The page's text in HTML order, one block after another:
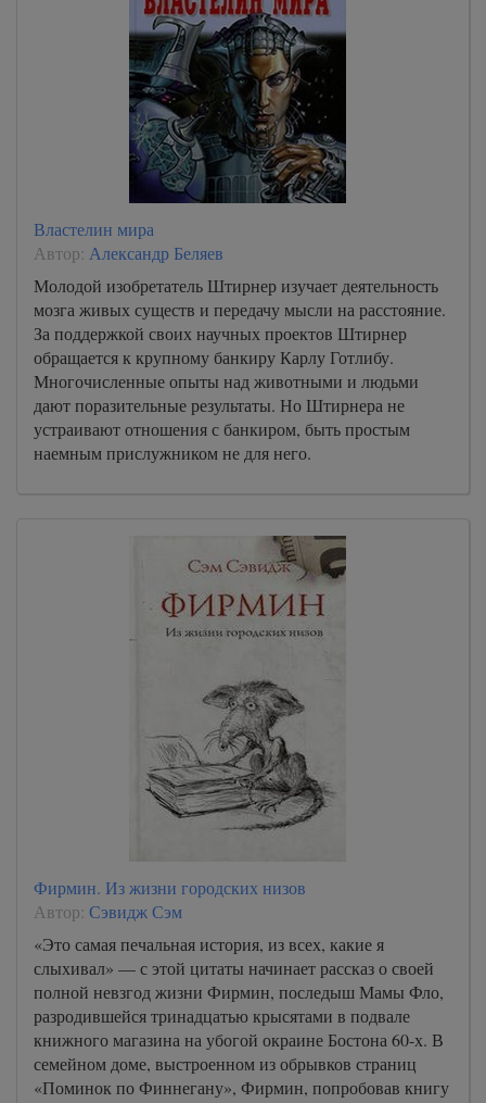
Властелин мира
Автор: Александр Беляев
Молодой изобретатель Штирнер изучает деятельность
мозга живых существ и передачу мысли на расстояние.
За поддержкой своих научных проектов Штирнер
обращается к крупному банкиру Карлу Готлибу.
Многочисленные опыты над животными и людьми
дают поразительные результаты. Но Штирнера не
устраивают отношения с банкиром, быть простым
наемным прислужником не для него.
Фирмин. Из жизни городских низов
Автор: Сэвидж Сэм
«Это самая печальная история, из всех, какие я
слыхивал» — с этой цитаты начинает рассказ о своей
полной невзгод жизни Фирмин, последыш Мамы Фло,
разродившейся тринадцатью крысятами в подвале
книжного магазина на убогой окраине Бостона 60-х. В
семейном доме, выстроенном из обрывков страниц
«Поминок по Финнегану», Фирмин, попробовав книгу